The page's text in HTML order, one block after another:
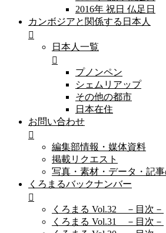
2016年 祝日 仏足日
カンボジアと関係する日本人
日本人一覧
プノンペン
シェムリアップ
その他の都市
日本在住
お問い合わせ
編集部情報・媒体資料
掲載リクエスト
写真・素材・データ・記
くろまるバックナンバー
くろまる Vol.32 －目次－
くろまる Vol.31 －目次－